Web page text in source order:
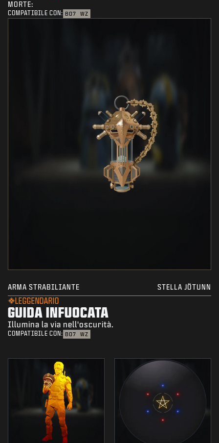
MORTE:
COMPATIBILE CON: BO7 WZ
ARMA STRABILIANTE STELLA JÖTUNN
LEGGENDARIO
GUIDA INFUOCATA
Illumina la via nell'oscurità.
COMPATIBILE CON: BO7 WZ